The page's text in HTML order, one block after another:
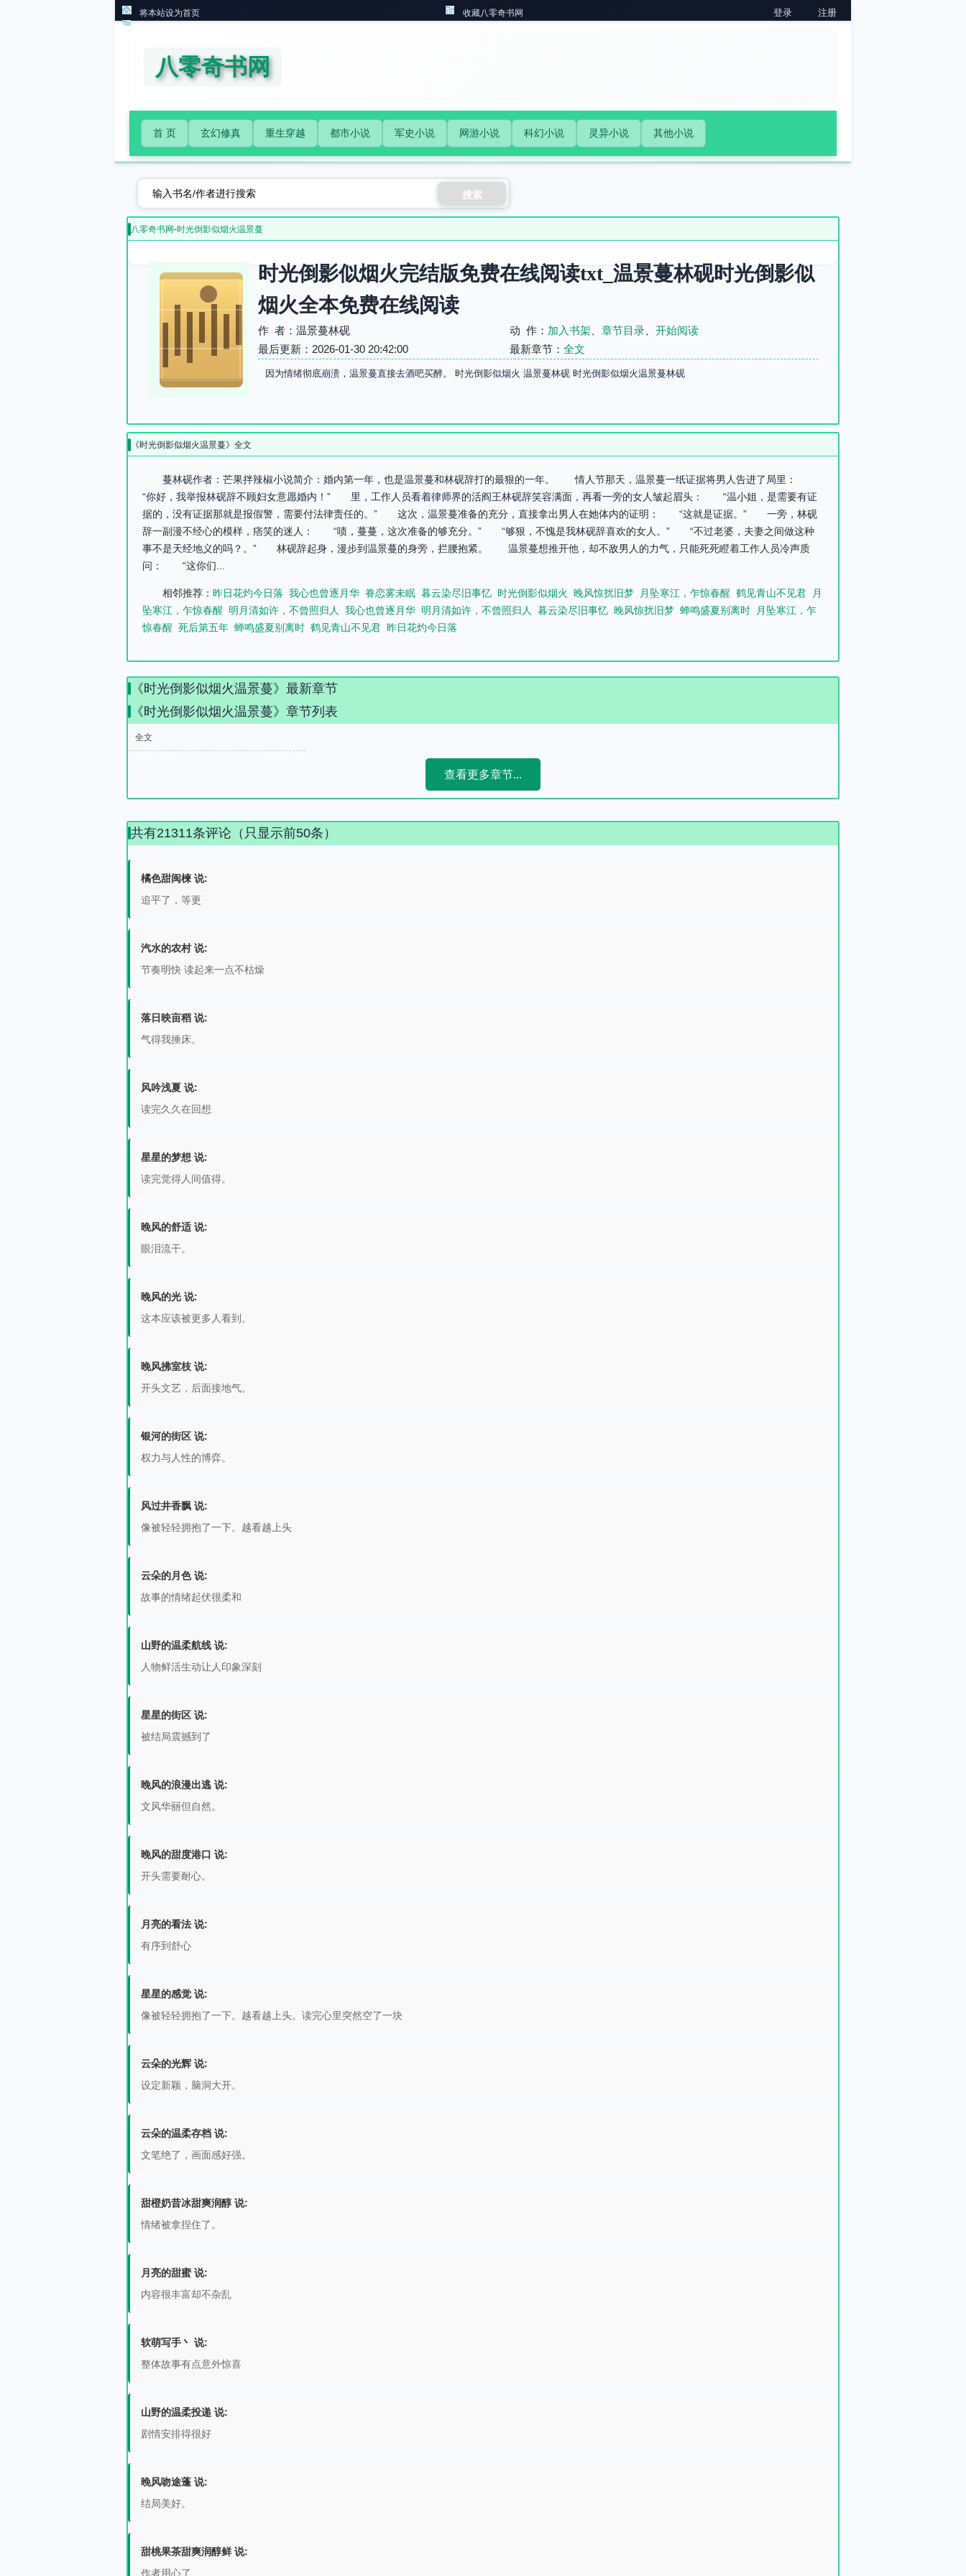
将本站设为首页 收藏八零奇书网 登录 注册
八零奇书网
首 页 玄幻修真 重生穿越 都市小说 军史小说 网游小说 科幻小说 灵异小说 其他小说
搜索
八零奇书网-时光倒影似烟火温景蔓
时光倒影似烟火完结版免费在线阅读txt_温景蔓林砚时光倒影似
烟火全本免费在线阅读
作 者：温景蔓林砚 动 作： 加入书架 章节目录
开始阅读
最后更新：2026-01-30 20:42:00
最新章节： 全文
因为情绪彻底崩溃，温景蔓直接去酒吧买醉。 时光倒影似烟火 温景蔓林砚 时光倒影似烟火温景蔓林砚
《时光倒影似烟火温景蔓》全文
蔓林砚作者：芒果拌辣椒小说简介：婚内第一年，也是温景蔓和林砚辞打的最狠的一年。 情人节那天，温景蔓一纸证据将男人告进了局里：
“你好，我举报林砚辞不顾妇女意愿婚内！” 里，工作人员看着律师界的活阎王林砚辞笑容满面，再看一旁的女人皱起眉头： “温小姐，是需要有证
据的，没有证据那就是报假警，需要付法律责任的。” 这次，温景蔓准备的充分，直接拿出男人在她体内的证明： “这就是证据。” 一旁，林砚
辞一副漫不经心的模样，痞笑的迷人： “啧，蔓蔓，这次准备的够充分。” “够狠，不愧是我林砚辞喜欢的女人。” “不过老婆，夫妻之间做这种
事不是天经地义的吗？。” 林砚辞起身，漫步到温景蔓的身旁，拦腰抱紧。 温景蔓想推开他，却不敌男人的力气，只能死死瞪着工作人员冷声质
问： “这你们...
相邻推荐： 昨日花灼今日落 我心也曾逐月华 眷恋雾未眠 暮云染尽旧事忆 时光倒影似烟火 晚风惊扰旧梦 月坠寒江，乍惊春醒 鹤见青山不见君
月
坠寒江，乍惊春醒
明月清如许，不曾照归人 我心也曾逐月华 明月清如许，不曾照归人 暮云染尽旧事忆 晚风惊扰旧梦 蝉鸣盛夏别离时
月坠寒江，乍
惊春醒 死后第五年 蝉鸣盛夏别离时 鹤见青山不见君 昨日花灼今日落
《时光倒影似烟火温景蔓》最新章节
《时光倒影似烟火温景蔓》章节列表
全文
查看更多章节...
共有21311条评论（只显示前50条）
橘色甜闽楝 说:
追平了，等更
汽水的农村 说:
节奏明快 读起来一点不枯燥
落日映亩稻 说:
气得我捶床。
风吟浅夏 说:
读完久久在回想
星星的梦想 说:
读完觉得人间值得。
晚风的舒适 说:
眼泪流干。
晚风的光 说:
这本应该被更多人看到。
晚风拂室枝 说:
开头文艺，后面接地气。
银河的街区 说:
权力与人性的博弈。
风过井香飘 说:
像被轻轻拥抱了一下。越看越上头
云朵的月色 说:
故事的情绪起伏很柔和
山野的温柔航线 说:
人物鲜活生动让人印象深刻
星星的街区 说:
被结局震撼到了
晚风的浪漫出逃 说:
文风华丽但自然。
晚风的甜度港口 说:
开头需要耐心。
月亮的看法 说:
有序到舒心
星星的感觉 说:
像被轻轻拥抱了一下。越看越上头。读完心里突然空了一块
云朵的光辉 说:
设定新颖，脑洞大开。
云朵的温柔存档 说:
文笔绝了，画面感好强。
甜橙奶昔冰甜爽润醇 说:
情绪被拿捏住了。
月亮的甜蜜 说:
内容很丰富却不杂乱
软萌写手丶 说:
整体故事有点意外惊喜
山野的温柔投递 说:
剧情安排得很好
晚风吻途蓬 说:
结局美好。
甜桃果茶甜爽润醇鲜 说:
作者用心了